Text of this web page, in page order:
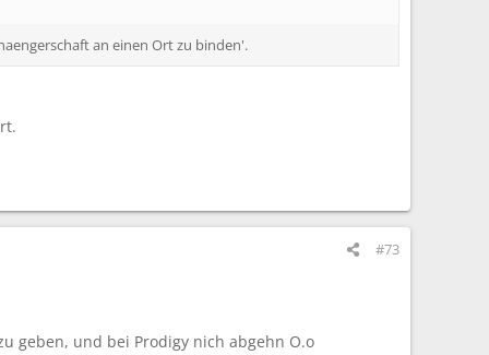
an einen Ort zu binden'.
#73
geben, und bei Prodigy nich abgehn O.o